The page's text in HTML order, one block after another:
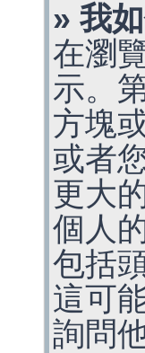
» 我
在瀏
示。
方塊
或者
更大
個人
包括
這可
詢問